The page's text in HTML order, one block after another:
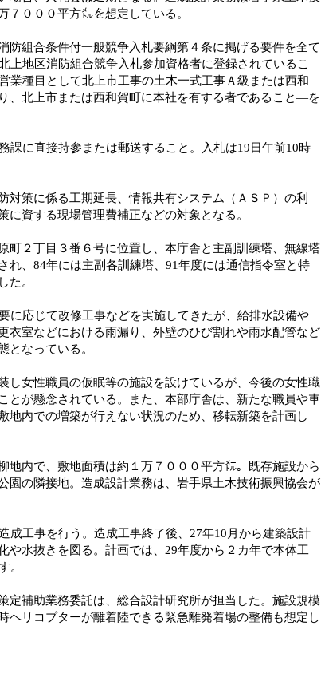
０００平方㍍を想定している。
組合条件付一般競争入札要綱第４条に掲げる要件を全て
地区消防組合競争入札参加資格者に登録されているこ
業種目として北上市工事の土木一式工事Ａ級または西和
、北上市または西和賀町に本社を有する者であること―を
課に直接持参または郵送すること。入札は19日午前10時
策に係る工期延長、情報共有システム（ＡＳＰ）の利
に資する現場管理費補正などの対象となる。
２丁目３番６号に位置し、本庁舎と主副訓練塔、無線塔
れ、84年には主副各訓練塔、91年度には通信指令室と特
た。
に応じて改修工事などを実施してきたが、給排水設備や
衣室などにおける雨漏り、外壁のひび割れや雨水配管など
となっている。
女性職員の仮眠等の施設を設けているが、今後の女性職
とが懸念されている。また、本部庁舎は、新たな職員や車
地内での増築が行えない状況のため、移転新築を計画し
内で、敷地面積は約１万７０００平方㍍。既存施設から
園の隣接地。造成設計業務は、岩手県土木技術振興協会が
成工事を行う。造成工事終了後、27年10月から建築設計
や水抜きを図る。計画では、29年度から２カ年で本体工
。
補助業務委託は、総合設計研究所が担当した。施設規模
ヘリコプターが離着陸できる緊急離発着場の整備も想定し